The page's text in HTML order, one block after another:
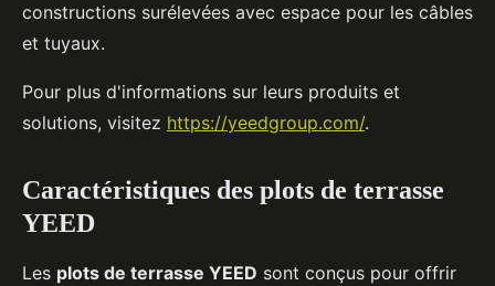
constructions surélevées avec espace pour les câbles
et tuyaux.
Pour plus d'informations sur leurs produits et
solutions, visitez https://yeedgroup.com/.
Caractéristiques des plots de terrasse
YEED
Les plots de terrasse YEED sont conçus pour offrir